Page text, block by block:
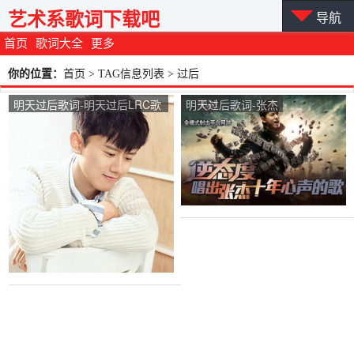
首页 歌词大全 更多
艺术系歌词下载吧 导航
你的位置： 首页 > TAG信息列表 > 过后
明天过后歌词-明天过后LRC歌
明天过后歌词-张杰